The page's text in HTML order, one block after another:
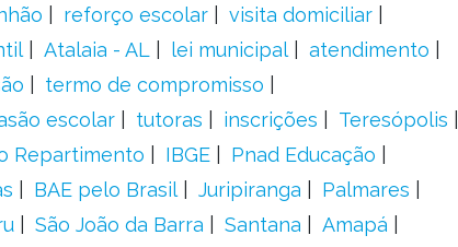
reforço escolar
visita domiciliar
Atalaia - AL lei municipal
atendimento
termo de compromisso
escolar tutoras inscrições
Teresópolis
Repartimento IBGE
Pnad Educação
BAE pelo Brasil Juripiranga
Palmares
São João da Barra Santana
Amapá